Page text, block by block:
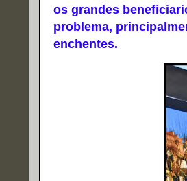
os grandes
problema,
enchentes.